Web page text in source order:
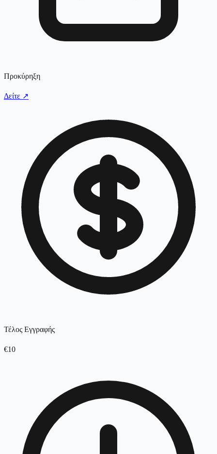
Προκύρηξη
Δείτε ↗
Τέλος Εγγραφής
€10